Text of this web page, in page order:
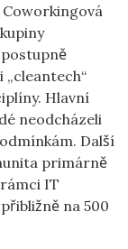
Hlavní
neodcházeli
Další
primárně
IT
na 500